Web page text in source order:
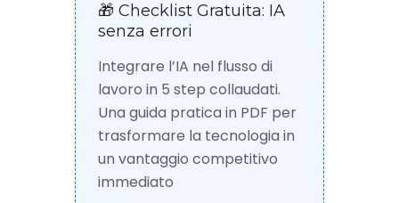
🎁 Checklist Gratuita: IA
senza errori
Integrare l’IA nel flusso di
lavoro in 5 step collaudati.
Una guida pratica in PDF per
trasformare la tecnologia in
un vantaggio competitivo
immediato